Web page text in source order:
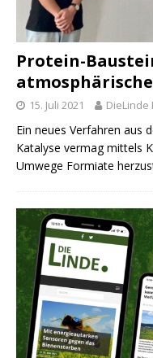
Protein-
15. Juli 2021 DieLinde
Ein neues Verfahren aus
Katalyse vermag mittels
Umwege Formiate